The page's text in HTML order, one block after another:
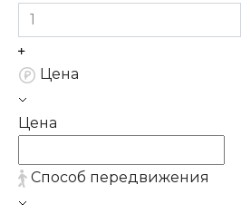
Цена
Цена
Способ передвижения